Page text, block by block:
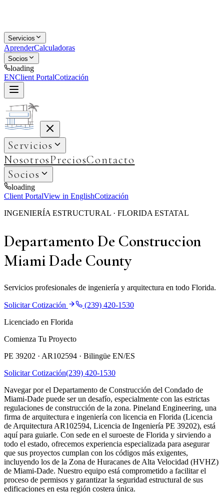
Servicios
AprenderCalculadoras
Socios
loading
ENClient PortalCotización
Servicios
NosotrosPreciosContacto
Socios
loading
Client PortalView in EnglishCotización
INGENIERÍA ESTRUCTURAL · FLORIDA ESTATAL
Departamento De Construccion
Miami Dade County
Servicios profesionales de ingeniería y arquitectura en todo Florida.
Solicitar Cotización
(239) 420-1530
Licenciado en Florida
Comienza Tu Proyecto
PE 39202 · AR102594 · Bilingüe EN/ES
Solicitar Cotización(239) 420-1530
Navegar por el Departamento de Construcción del Condado de
Miami-Dade puede ser un desafío, especialmente con las estrictas
regulaciones de construcción de la zona. Pineland Engineering, una
firma de arquitectura e ingeniería con licencia en Florida (Licencia
de Arquitectura AR102594, Licencia de Ingeniería PE 39202), está
aquí para guiarle. Con sede en el suroeste de Florida y sirviendo a
todo el estado, ofrecemos experiencia especializada para asegurar
que sus proyectos cumplan con los códigos más exigentes,
incluyendo los de la Zona de Huracanes de Alta Velocidad (HVHZ)
de Miami-Dade. Nuestro equipo está comprometido a facilitar el
proceso de permisos y garantizar la seguridad estructural de sus
edificaciones en esta región costera única.